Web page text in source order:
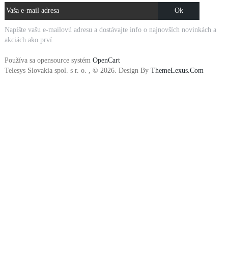
Napíšte vašu e-mailovú adresu a dostávajte info o najnovších novinkách a
akciách ako prví.
Používa sa opensource systém OpenCart
Telesys Slovakia spol. s r. o. , © 2026. Design By ThemeLexus.Com